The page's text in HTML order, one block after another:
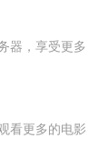
器，享受更多
看更多的电影